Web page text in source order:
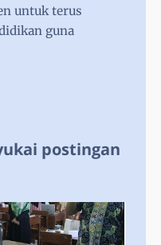
untuk terus
guna
postingan